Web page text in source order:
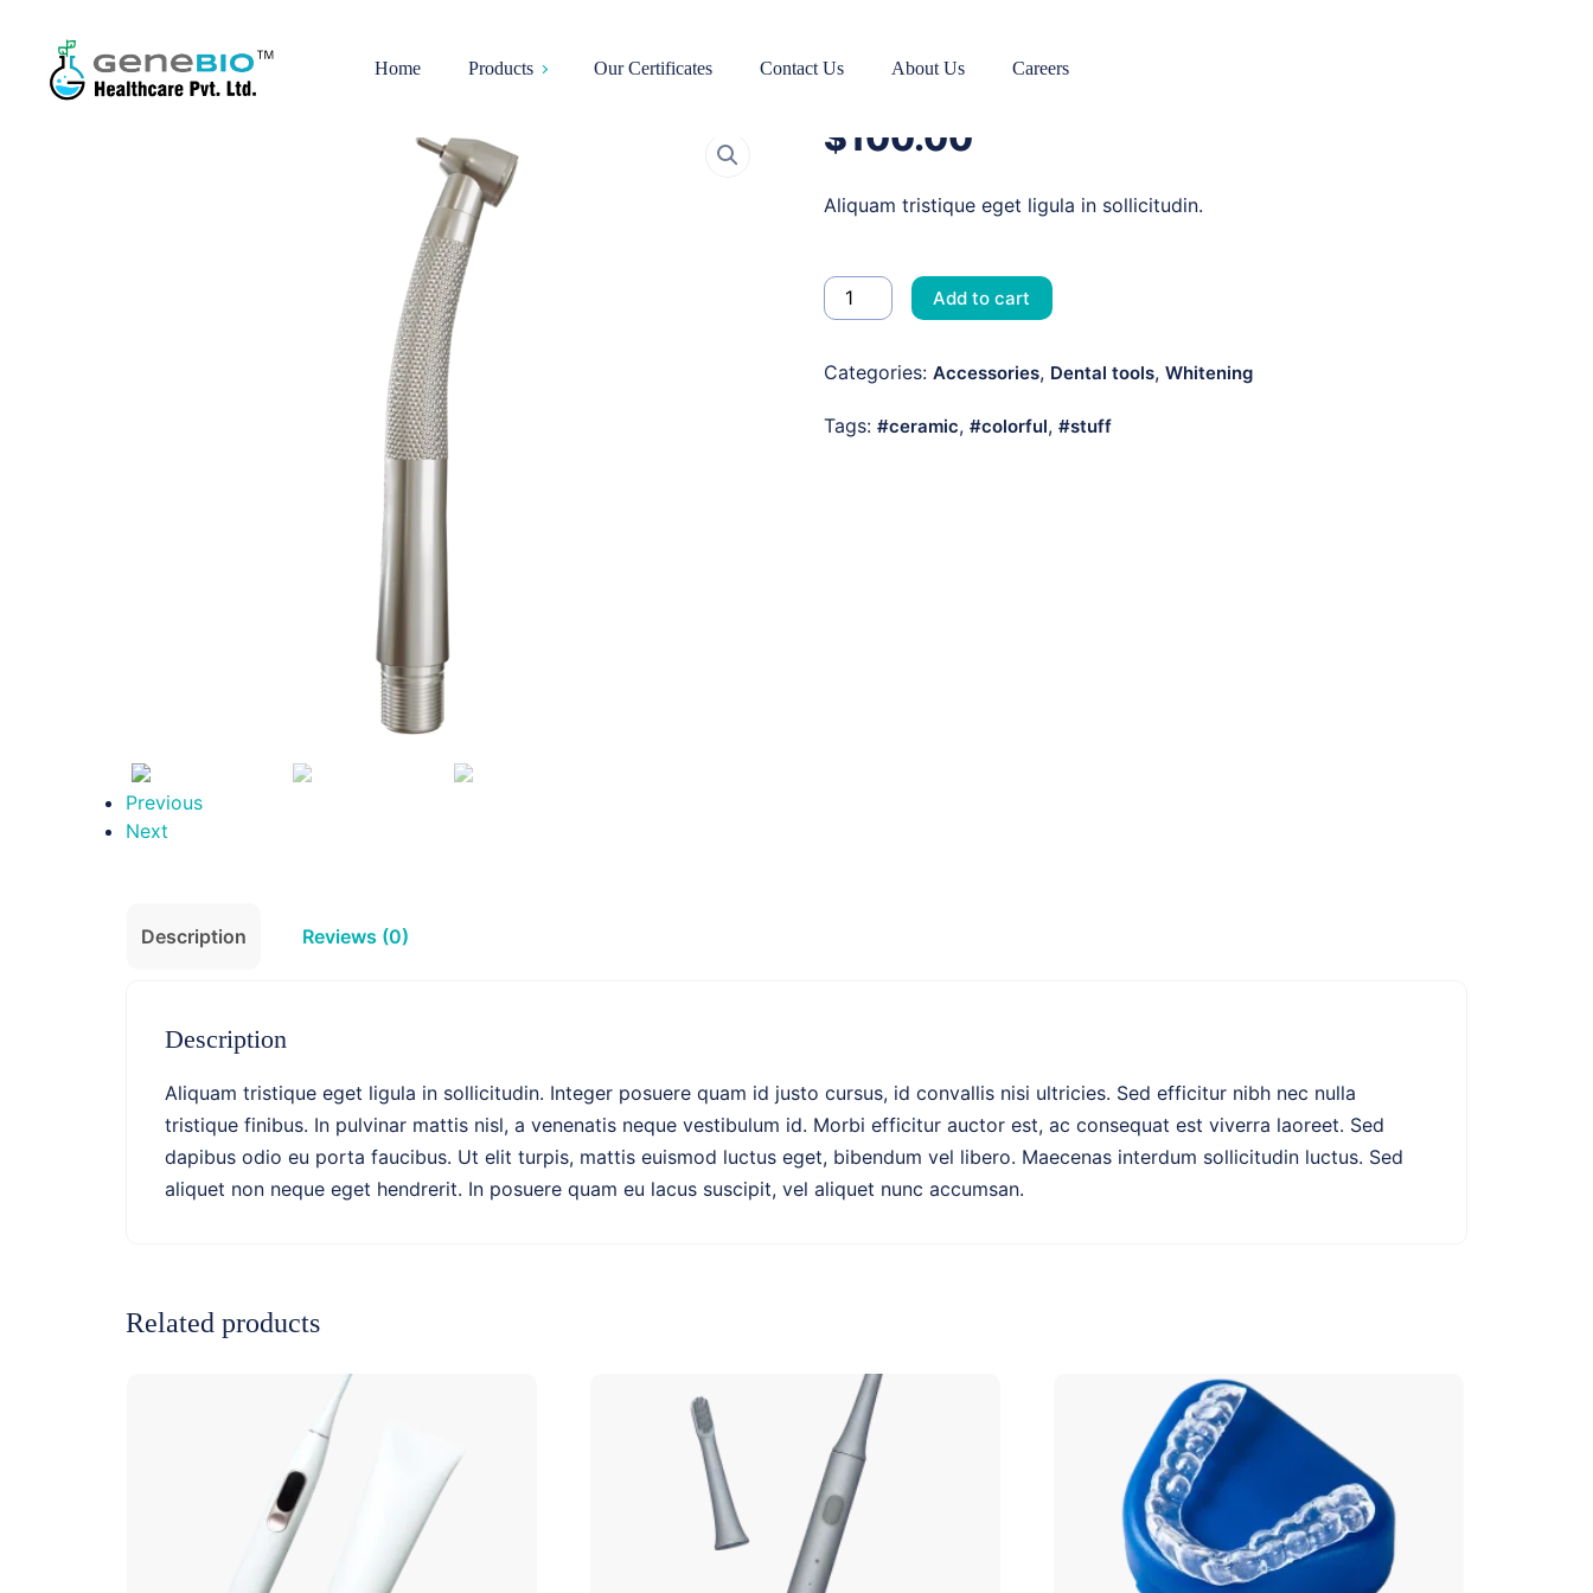
Home Products Our Certificates Contact Us About Us Careers
Tooth Drill
Previous
Next
$100.00
Aliquam tristique eget ligula in sollicitudin.
Add to cart
Categories: Accessories, Dental tools, Whitening
Tags: ceramic, colorful, stuff
Description Reviews (0)
Description
Aliquam tristique eget ligula in sollicitudin. Integer posuere quam id justo cursus, id convallis nisi ultricies. Sed efficitur nibh nec nulla
tristique finibus. In pulvinar mattis nisl, a venenatis neque vestibulum id. Morbi efficitur auctor est, ac consequat est viverra laoreet. Sed
dapibus odio eu porta faucibus. Ut elit turpis, mattis euismod luctus eget, bibendum vel libero. Maecenas interdum sollicitudin luctus. Sed
aliquet non neque eget hendrerit. In posuere quam eu lacus suscipit, vel aliquet nunc accumsan.
Related products